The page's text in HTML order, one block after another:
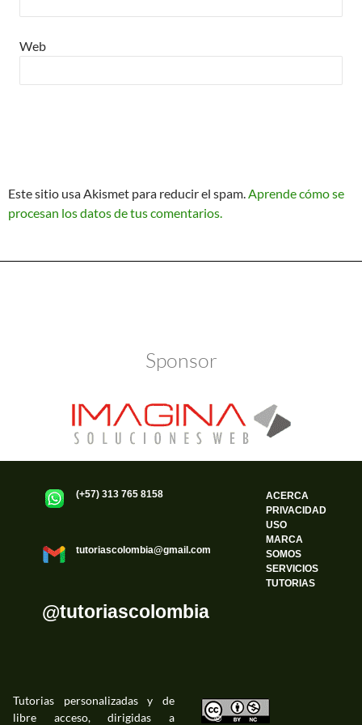
Web
Este sitio usa Akismet para reducir el spam.Aprende cómo se
procesan los datos de tus comentarios.
Sponsor
(+57) 313 765 8158
tutoriascolombia@gmail.com
@tutoriascolombia
ACERCA
PRIVACIDAD
USO
MARCA
SOMOS
SERVICIOS
TUTORIAS
Tutorias personalizadas y de
libre acceso, dirigidas a
©